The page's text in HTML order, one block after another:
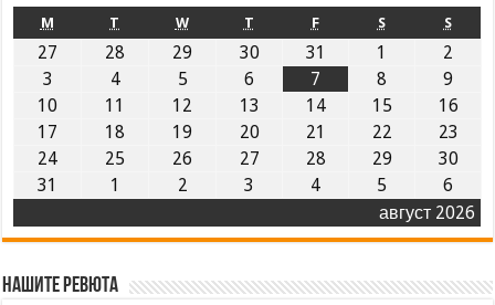
август 2026
M T W T F S S
27 28 29 30 31 1
2
3
4 5 6 7 8
9
10
11 12 13 14 15
16
17
18 19 20 21 22
23
24
25 26 27 28 29
30
31
1 2 3 4 5 6
Нашите ревюта